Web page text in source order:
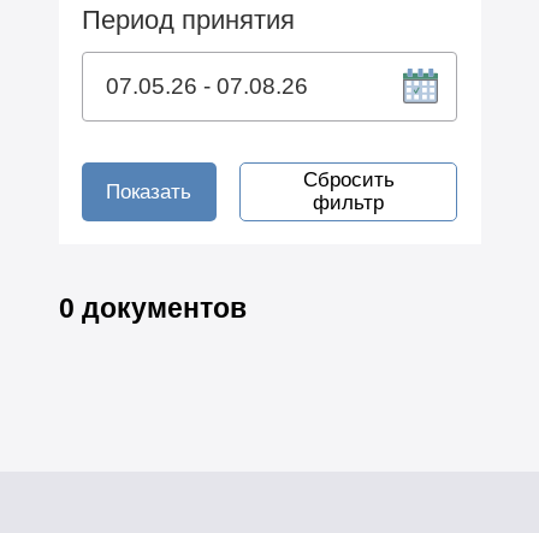
Период принятия
Показать
Сбросить
фильтр
0 документов